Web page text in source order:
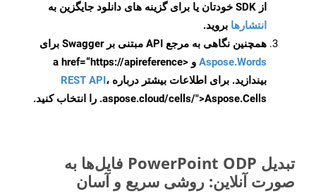
از SDK خودتان یا برای گزینه های دانلود جایگزین به
انتشارها بروید.
همچنین نگاهی به مرجع API مبتنی بر Swagger برای
Aspose.Words
و <a href=“https://apireference
بیندازید. برای اطلاعات بیشتر درباره REST API،
.aspose.cloud/cells/">Aspose.Cells را انتخاب کنید.
تبدیل PowerPoint ODP فایل‌ها به
صورت آنلاین: روشی سریع و آسان